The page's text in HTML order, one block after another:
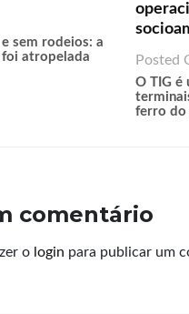
sem rodeios: a
foi atropelada
Posted
O TIG é
ferro do
comentário
o login para publicar um